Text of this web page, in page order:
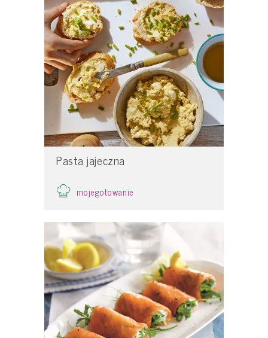
Pasta jajeczna
mojegotowanie